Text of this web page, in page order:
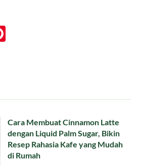
Cara Membuat Cinnamon Latte
dengan Liquid Palm Sugar, Bikin
Resep Rahasia Kafe yang Mudah
di Rumah